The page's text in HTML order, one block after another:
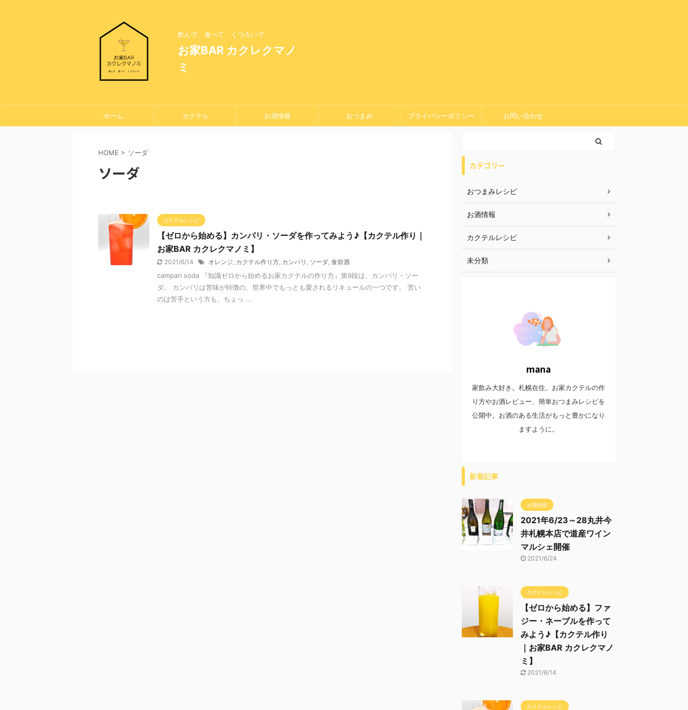
飲んで、食べて、くつろいで
お家BAR カクレクマノ
ミ
ホーム カクテル お酒情報 おつまみ プライバシーポリシー お問い合わせ
HOME > ソーダ
ソーダ
カクテルレシピ
【ゼロから始める】カンパリ・ソーダを作ってみよう♪【カクテル作り｜
お家BAR カクレクマノミ】
2021/6/14 オレンジ, カクテル作り方, カンパリ , ソーダ, 食前酒
campari soda 『知識ゼロから始めるお家カクテルの作り方』第9段は、カンパリ・ソー
ダ。 カンパリは苦味が特徴の、世界中でもっとも愛されるリキュールの一つです。 苦い
のは苦手という方も、ちょっ ...
カテゴリー
おつまみレシピ
お酒情報
カクテルレシピ
未分類
mana
家飲み大好き。札幌在住。お家カクテルの作
り方やお酒レビュー、簡単おつまみレシピを
公開中。お酒のある生活がもっと豊かになり
ますように。
新着記事
お酒情報
2021年6/23～28丸井今
井札幌本店で道産ワイン
マルシェ開催
2021/6/24
カクテルレシピ
【ゼロから始める】ファ
ジー・ネーブルを作って
みよう♪【カクテル作り
｜お家BAR カクレクマノ
ミ】
2021/6/14
カクテルレシピ